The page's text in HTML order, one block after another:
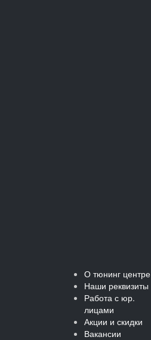
О тюнинг центре
Наши реквизиты
Работа с юр.
лицами
Акции и скидки
Вакансии